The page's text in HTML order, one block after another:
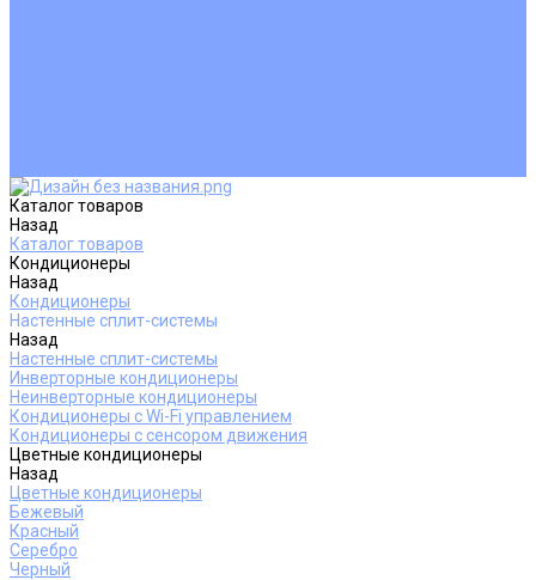
Каталог товаров
Назад
Каталог товаров
Кондиционеры
Назад
Кондиционеры
Настенные сплит-системы
Назад
Настенные сплит-системы
Инверторные кондиционеры
Неинверторные кондиционеры
Кондиционеры с Wi-Fi управлением
Кондиционеры с сенсором движения
Цветные кондиционеры
Назад
Цветные кондиционеры
Бежевый
Красный
Серебро
Черный